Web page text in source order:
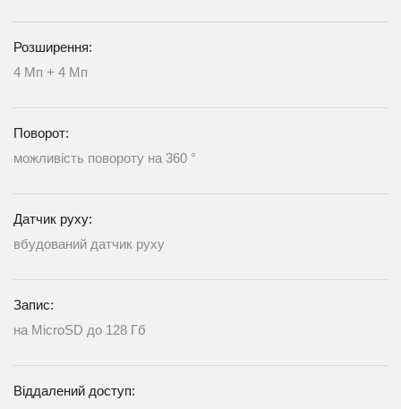
Розширення:
4 Мп + 4 Мп
Поворот:
можливість повороту на 360 °
Датчик руху:
вбудований датчик руху
Запис:
на MicroSD до 128 Гб
Віддалений доступ: